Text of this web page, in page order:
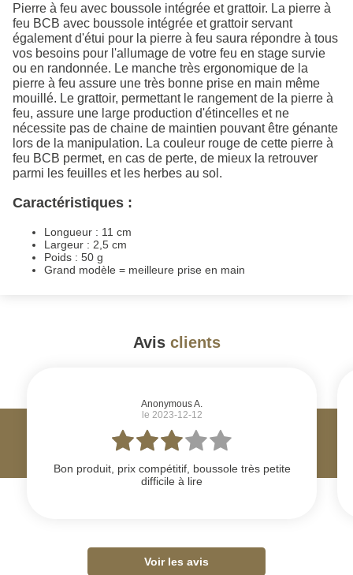
Pierre à feu avec boussole intégrée et grattoir. La pierre à
feu BCB avec boussole intégrée et grattoir servant
également d'étui pour la pierre à feu saura répondre à tous
vos besoins pour l'allumage de votre feu en stage survie
ou en randonnée. Le manche très ergonomique de la
pierre à feu assure une très bonne prise en main même
mouillé. Le grattoir, permettant le rangement de la pierre à
feu, assure une large production d'étincelles et ne
nécessite pas de chaine de maintien pouvant être génante
lors de la manipulation. La couleur rouge de cette pierre à
feu BCB permet, en cas de perte, de mieux la retrouver
parmi les feuilles et les herbes au sol.
Caractéristiques :
Longueur : 11 cm
Largeur : 2,5 cm
Poids : 50 g
Grand modèle = meilleure prise en main
Avis clients
Anonymous A.
le 2023-12-12
Bon produit, prix compétitif, boussole très petite
difficile à lire
Voir les avis